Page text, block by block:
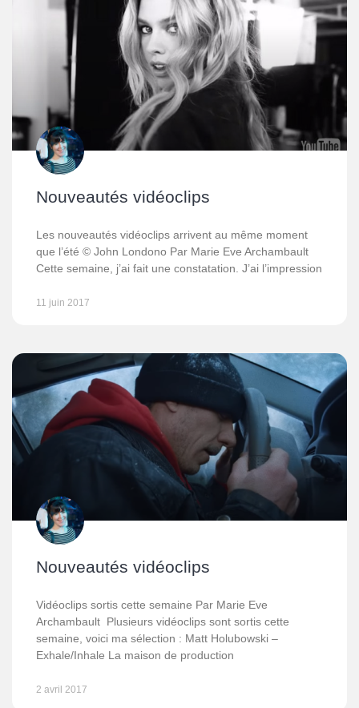
Nouveautés vidéoclips
Les nouveautés vidéoclips arrivent au même moment
que l’été © John Londono Par Marie Eve Archambault
Cette semaine, j’ai fait une constatation. J’ai l’impression
11 juin 2017
Nouveautés vidéoclips
Vidéoclips sortis cette semaine Par Marie Eve
Archambault Plusieurs vidéoclips sont sortis cette
semaine, voici ma sélection : Matt Holubowski –
Exhale/Inhale La maison de production
2 avril 2017